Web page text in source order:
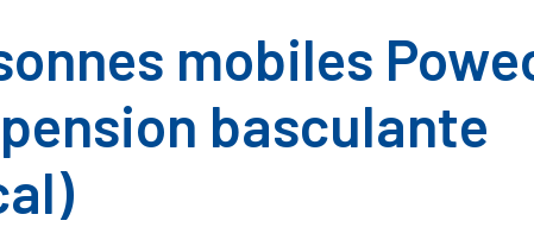
mobiles
basculante